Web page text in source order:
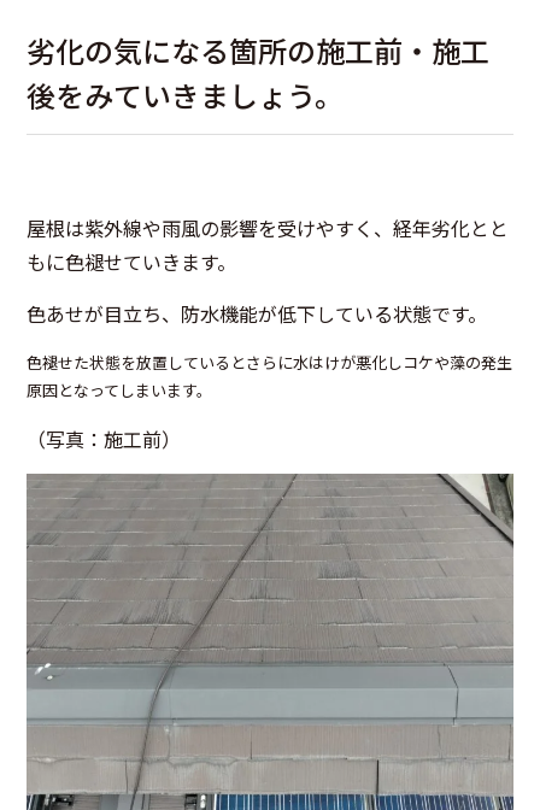
劣化の気になる箇所の施工前・施工
後をみていきましょう。
屋根は紫外線や雨風の影響を受けやすく、経年劣化とと
もに色褪せていきます。
色あせが目立ち、防水機能が低下している状態です。
色褪せた状態を放置しているとさらに水はけが悪化しコケや藻の発生
原因となってしまいます。
（写真：施工前）